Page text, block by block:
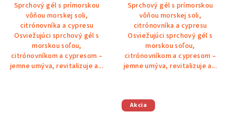
Sprchový gél s prímorskou
vôňou morskej soli,
citrónovníka a cypresu
Osviežujúci sprchový gél s
morskou soľou,
citrónovníkom a cypresom –
jemne umýva, revitalizuje a...
Sprchový gél s prímorskou
vôňou morskej soli,
citrónovníka a cypresu
Osviežujúci sprchový gél s
morskou soľou,
citrónovníkom a cypresom –
jemne umýva, revitalizuje a...
Akcia